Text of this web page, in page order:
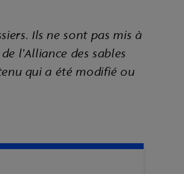
Ils ne sont pas mis à
l’Alliance des sables
qui a été modifié ou